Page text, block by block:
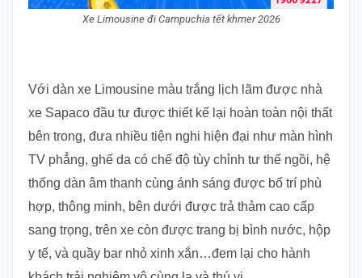
Xe Limousine đi Campuchia tết khmer 2026
Với dàn xe Limousine màu trắng lịch lãm được nhà
xe Sapaco đầu tư được thiết kế lại hoàn toàn nội thất
bên trong, đưa nhiều tiện nghi hiện đại như màn hình
TV phẳng, ghế da có chế độ tùy chỉnh tư thế ngồi, hệ
thống dàn âm thanh cùng ánh sáng được bố trí phù
hợp, thông minh, bên dưới được trả thảm cao cấp
sang trọng, trên xe còn được trang bị bình nước, hộp
y tế, và quầy bar nhỏ xinh xắn…đem lại cho hành